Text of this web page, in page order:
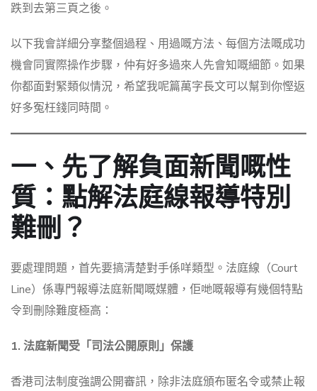
跌到去第三頁之後。
以下我會詳細分享整個過程、用過嘅方法、每個方法嘅成功
機會同實際操作步驟，仲有好多過來人先會知嘅細節。如果
你都面對緊類似情況，希望我呢篇萬字長文可以幫到你慳返
好多冤枉錢同時間。
一、先了解負面新聞嘅性
質：點解法庭線報導特別
難刪？
要處理問題，首先要搞清楚對手係咩類型。法庭線（Court
Line）係專門報導法庭新聞嘅媒體，佢哋嘅報導有幾個特點
令到刪除難度極高：
1. 法庭新聞受「司法公開原則」保護
香港司法制度強調公開審訊，除非法庭頒布匿名令或禁止報